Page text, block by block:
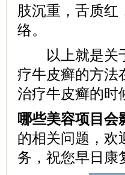
肢沉重，舌质红
络。
以上就是关于
疗牛皮癣的方法
治疗牛皮癣的时
哪些美容项目会
的相关问题，欢
务，祝您早日康